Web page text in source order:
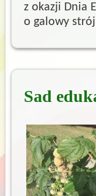
z okazji Dnia
o galowy
Sad